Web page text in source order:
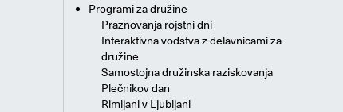
Programi za družine
Praznovanja rojstni dni
Interaktivna vodstva z delavnicami za
družine
Samostojna družinska raziskovanja
Plečnikov dan
Rimljani v Ljubljani